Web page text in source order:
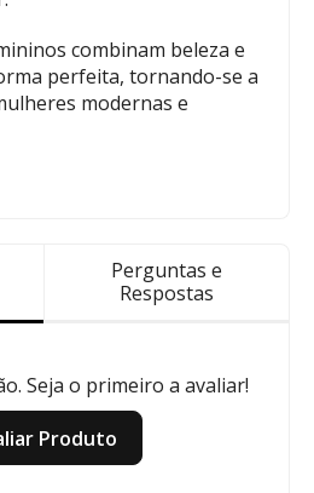
combinam beleza e
perfeita, tornando-se a
modernas e
Perguntas e
Respostas
Seja o primeiro a avaliar!
Produto